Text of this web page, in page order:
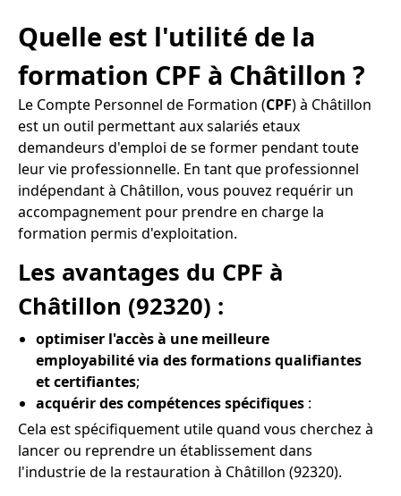
Quelle est l'utilité de la
formation CPF à Châtillon ?
Le Compte Personnel de Formation (CPF) à Châtillon
est un outil permettant aux salariés etaux
demandeurs d'emploi de se former pendant toute
leur vie professionnelle. En tant que professionnel
indépendant à Châtillon, vous pouvez requérir un
accompagnement pour prendre en charge la
formation permis d'exploitation.
Les avantages du CPF à
Châtillon (92320) :
optimiser l'accès à une meilleure
employabilité via des formations qualifiantes
et certifiantes;
acquérir des compétences spécifiques :
Cela est spécifiquement utile quand vous cherchez à
lancer ou reprendre un établissement dans
l'industrie de la restauration à Châtillon (92320).